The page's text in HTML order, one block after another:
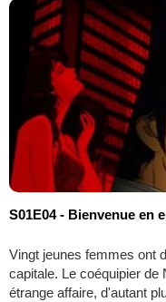
S01E04 - Bienvenue en
Vingt jeunes femmes ont
capitale. Le coéquipier
étrange affaire, d'autant